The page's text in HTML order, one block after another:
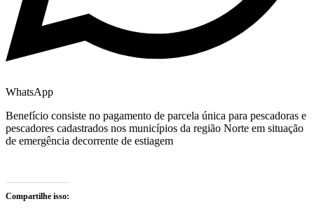
WhatsApp
Benefício consiste no pagamento de parcela única para pescadoras e
pescadores cadastrados nos municípios da região Norte em situação
de emergência decorrente de estiagem
Compartilhe isso: